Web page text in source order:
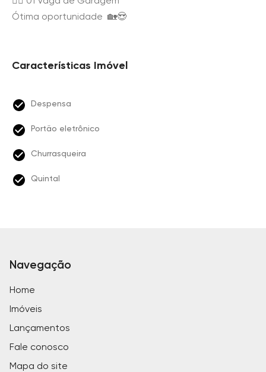
Ótima oportunidade 🏡😍
Características Imóvel
Despensa
Portão eletrônico
Churrasqueira
Quintal
Navegação
Home
Imóveis
Lançamentos
Fale conosco
Mapa do site